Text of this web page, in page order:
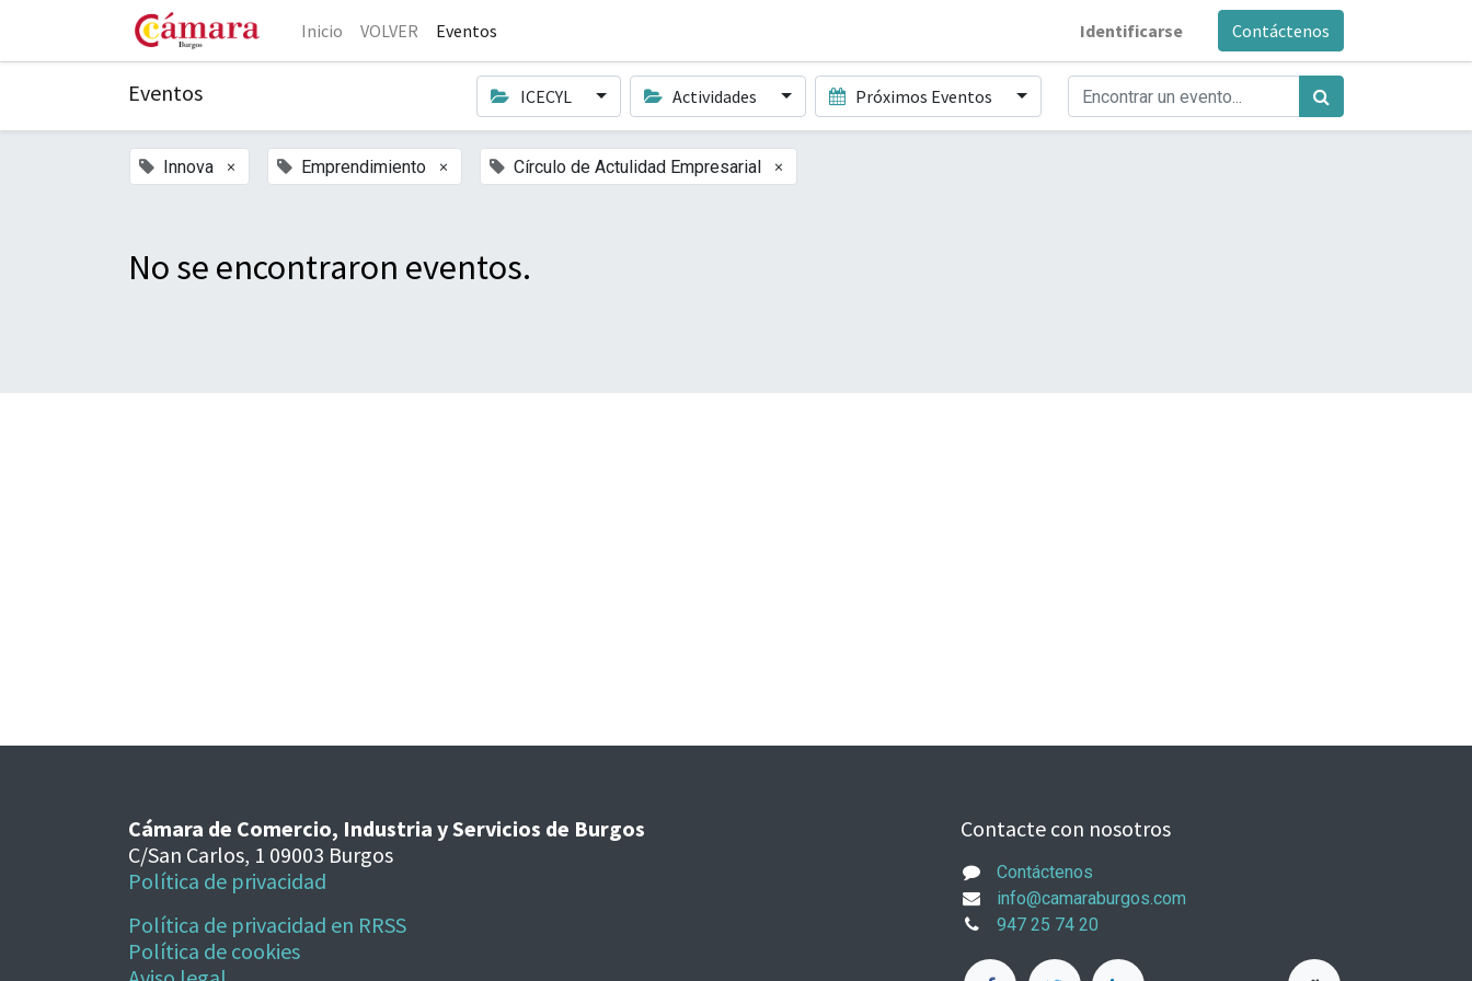
Inicio VOLVER Eventos Identificarse Contáctenos
Eventos ICECYL Actividades Próximos Eventos
Innova × Emprendimiento × Círculo de Actulidad Empresarial ×
No se encontraron eventos.
Cámara de Comercio, Industria y Servicios de Burgos
C/San Carlos, 1 09003 Burgos
Política de privacidad
Política de privacidad en RRSS
Política de cookies
Contacte con nosotros
Contáctenos
info@camaraburgos.com
947 25 74 20